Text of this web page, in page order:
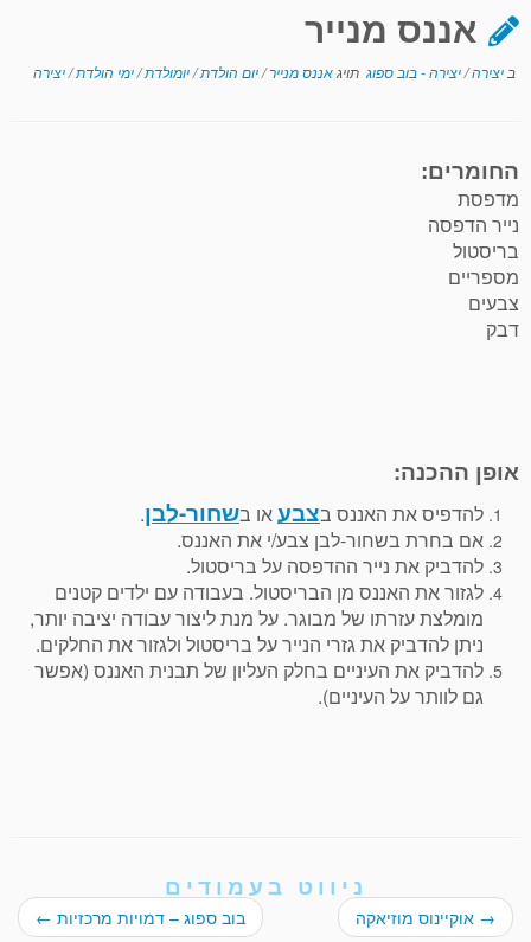
אננס מנייר
ב יצירה/יצירה - בוב ספוג תויגאננס מנייר/יום הולדת/יומולדת/ימי הולדת/יצירה
החומרים:
מדפסת
נייר הדפסה
בריסטול
מספריים
צבעים
דבק
אופן ההכנה:
להדפיס את האננס בצבעאו בשחור-לבן.
אם בחרת בשחור-לבן צבע/י את האננס.
להדביק את נייר ההדפסה על בריסטול.
לגזור את האננס מן הבריסטול. בעבודה עם ילדים קטנים
מומלצת עזרתו של מבוגר. על מנת ליצור עבודה יציבה יותר,
ניתן להדביק את גזרי הנייר על בריסטול ולגזור את החלקים.
להדביק את העיניים בחלק העליון של תבנית האננס (אפשר
גם לוותר על העיניים).
ניווט בעמודים
→ אוקיינוס מוזיאקה בוב ספוג – דמויות מרכזיות ←